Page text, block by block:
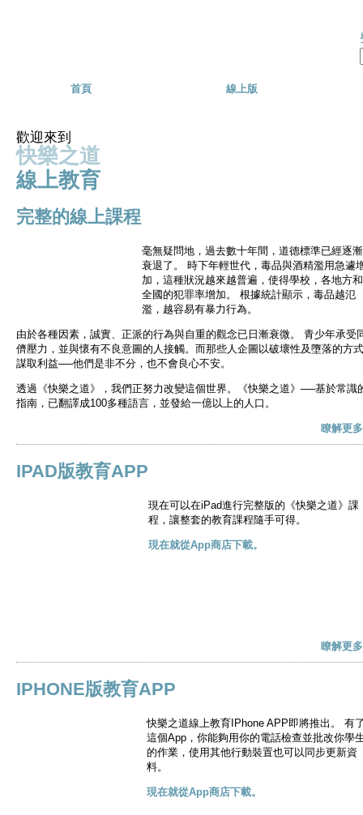
首頁 線上版
歡迎來到
快樂之道
線上教育
完整的線上課程
毫無疑問地，過去數十年間，道德標準已經逐漸
衰退了。 時下年輕世代，毒品與酒精濫用急遽
加，這種狀況越來越普遍，使得學校，各地方和
全國的犯罪率增加。 根據統計顯示，毒品越氾
濫，越容易有暴力行為。
由於各種因素，誠實、正派的行為與自重的觀念已日漸衰微。 青少年承受
儕壓力，並與懷有不良意圖的人接觸。而那些人企圖以破壞性及墮落的方式
謀取利益──他們是非不分，也不會良心不安。
透過《快樂之道》，我們正努力改變這個世界。《快樂之道》──基於常識
指南，已翻譯成100多種語言，並發給一億以上的人口。
瞭解更
IPAD版教育APP
現在可以在iPad進行完整版的《快樂之道》課
程，讓整套的教育課程隨手可得。
現在就從App商店下載。
瞭解更
IPHONE版教育APP
快樂之道線上教育IPhone APP即將推出。 有
這個App，你能夠用你的電話檢查並批改你學
的作業，使用其他行動裝置也可以同步更新資
料。
現在就從App商店下載。